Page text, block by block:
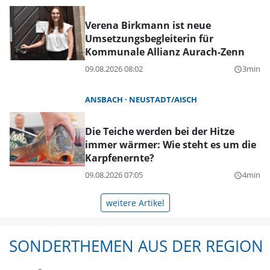
Verena Birkmann ist neue
Umsetzungsbegleiterin für
Kommunale Allianz Aurach-Zenn
09.08.2026 08:02 query_builder3min
ANSBACH NEUSTADT/AISCH
Die Teiche werden bei der Hitze
immer wärmer: Wie steht es um die
Karpfenernte?
09.08.2026 07:05 query_builder4min
weitere Artikel
SONDERTHEMEN AUS DER REGION